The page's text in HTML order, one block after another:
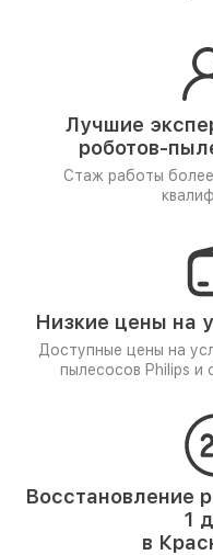
Лучшие
роботов-
Стаж работы
Низкие цены на
Доступные цены на
пылесосов Philips и
Восстановление
1
в